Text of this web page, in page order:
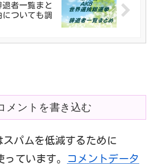
退者一覧まと
ついても調
メントを書き込む
スパムを低減するために
ています。
コメントデータ